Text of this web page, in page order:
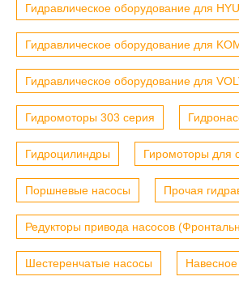
Гидравлическое оборудование для
Гидравлическое оборудование для
Гидравлическое оборудование для
Гидромоторы 303 серия
Гидроцилиндры Гиромоторы для
Поршневые насосы Прочая
Редукторы привода насосов
Шестеренчатые насосы